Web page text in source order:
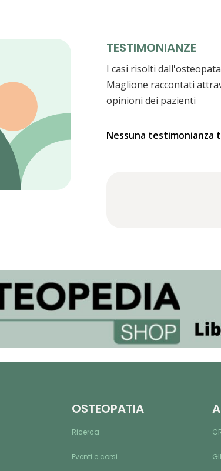
TESTIMONIANZE
I casi risolti
Maglione raccontati
opinioni dei pazienti
Nessuna testimonianza
OSTEOPATIA
Ricerca
Eventi e corsi